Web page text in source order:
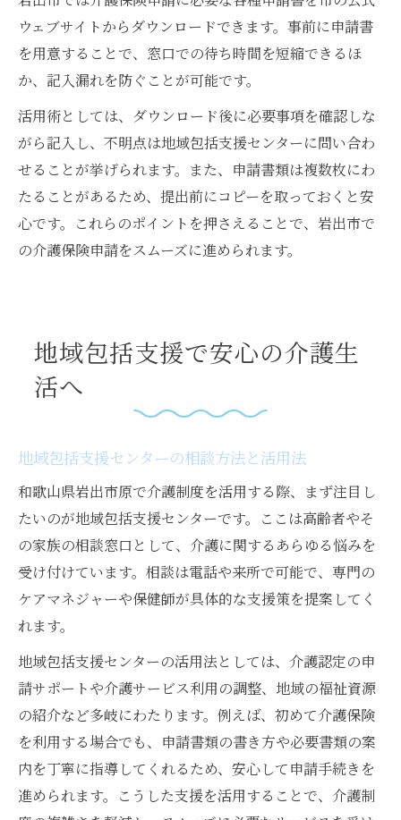
ウェブサイトからダウンロードできます。事前に申請書
を用意することで、窓口での待ち時間を短縮できるほ
か、記入漏れを防ぐことが可能です。
活用術としては、ダウンロード後に必要事項を確認しな
がら記入し、不明点は地域包括支援センターに問い合わ
せることが挙げられます。また、申請書類は複数枚にわ
たることがあるため、提出前にコピーを取っておくと安
心です。これらのポイントを押さえることで、岩出市で
の介護保険申請をスムーズに進められます。
地域包括支援で安心の介護生
活へ
地域包括支援センターの相談方法と活用法
和歌山県岩出市原で介護制度を活用する際、まず注目し
たいのが地域包括支援センターです。ここは高齢者やそ
の家族の相談窓口として、介護に関するあらゆる悩みを
受け付けています。相談は電話や来所で可能で、専門の
ケアマネジャーや保健師が具体的な支援策を提案してく
れます。
地域包括支援センターの活用法としては、介護認定の申
請サポートや介護サービス利用の調整、地域の福祉資源
の紹介など多岐にわたります。例えば、初めて介護保険
を利用する場合でも、申請書類の書き方や必要書類の案
内を丁寧に指導してくれるため、安心して申請手続きを
進められます。こうした支援を活用することで、介護制